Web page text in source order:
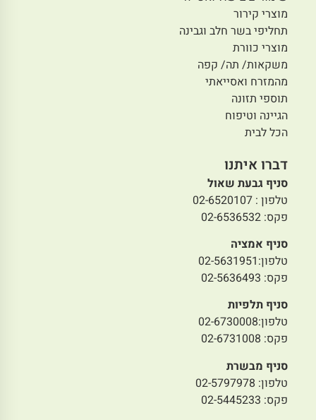
הנחת ללא גלוטן 5% לחברי
מועדון
מיני גריסיני ללא גלוטן
לה ונציאנה
17.50₪
7.00₪ / 100 ג׳